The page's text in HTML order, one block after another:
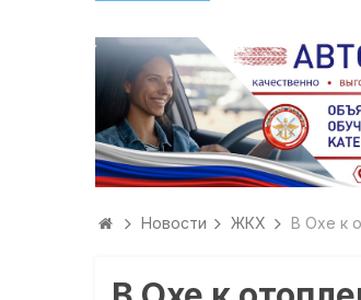
Новости ЖКХ В Охе к